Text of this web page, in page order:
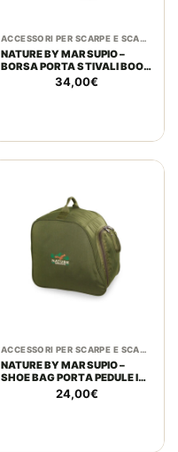
ACCESSORI PER SCARPE E SCARPONI
NATURE BY MARSUPIO –
BORSA PORTA STIVALI BOOT
IN POLYESTERE 600 PVC
34,00€
ACCESSORI PER SCARPE E SCARPONI
NATURE BY MARSUPIO –
SHOE BAG PORTA PEDULE IN
MAR-TEX RIPSTOP PU
24,00€